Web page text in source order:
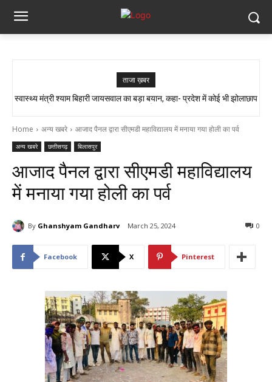
ताजा ख़बर
सांप ने काटा तो उसे गले में डाल लिया, फिर 14 KM बाइक दौड़ाकर पहुंचा अस्पताल
स्वास्थ्य मंत्री श्याम बिहारी जायसवाल का बड़ा बयान, कहा- प्रदेश में कोई भी झोलाछाप
Home अन्य खबरे आजाद पैनल द्वारा सीएमडी महाविद्यालय में मनाया गया होली का पर्व
अन्य खबरे छत्तीसगढ़ बिलासपुर
आजाद पैनल द्वारा सीएमडी महाविद्यालय
में मनाया गया होली का पर्व
By Ghanshyam Gandharv March 25, 2024 0
Facebook X Pinterest